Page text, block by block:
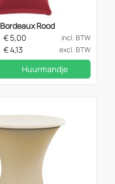
Rood
€5,00
incl. BTW
€4,13 excl. BTW
Huurmandje